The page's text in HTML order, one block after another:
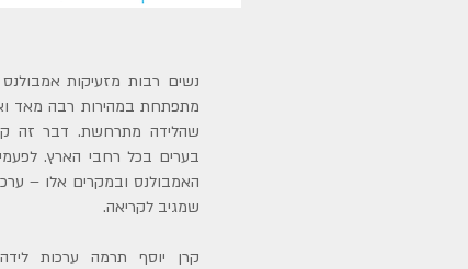
נשים רבות מזעיקות
מתפתחת במהירות רבה מאד
שהלידה מתרחשת. דבר זה
בערים בכל רחבי הארץ.
האמבולנס ובמקרים אלו –
שמגיב לקריאה.
קרן יוסף תרמה ערכות